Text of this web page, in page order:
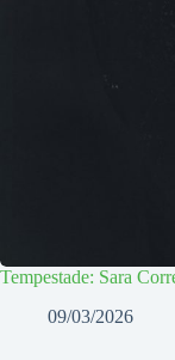
Tempestade: Sara
09/03/2026